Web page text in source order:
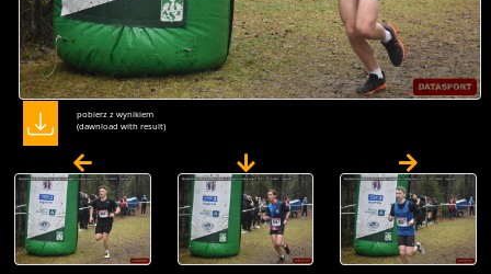
pobierz z wynikiem
(dawnload with result)